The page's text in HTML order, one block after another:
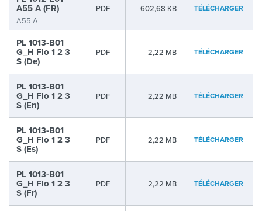
A55 A (FR)
A55 A
PDF 602,68 KB TÉLÉCHARGER
PL 1013-B01
G_H Flo 1 2 3
S (De)
PDF 2,22 MB TÉLÉCHARGER
PL 1013-B01
G_H Flo 1 2 3
S (En)
PDF 2,22 MB TÉLÉCHARGER
PL 1013-B01
G_H Flo 1 2 3
S (Es)
PDF 2,22 MB TÉLÉCHARGER
PL 1013-B01
G_H Flo 1 2 3
S (Fr)
PDF 2,22 MB TÉLÉCHARGER